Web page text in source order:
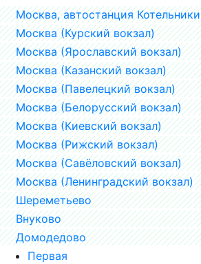
Москва, автостанция Котельники
Москва (Курский вокзал)
Москва (Ярославский вокзал)
Москва (Казанский вокзал)
Москва (Павелецкий вокзал)
Москва (Белорусский вокзал)
Москва (Киевский вокзал)
Москва (Рижский вокзал)
Москва (Савёловский вокзал)
Москва (Ленинградский вокзал)
Шереметьево
Внуково
Домодедово
Первая